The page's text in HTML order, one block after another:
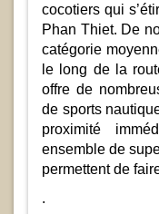
cocotiers qui
Phan Thiet. De
catégorie
le long de la
offre de
de sports
proximité
ensemble de
permettent de
.